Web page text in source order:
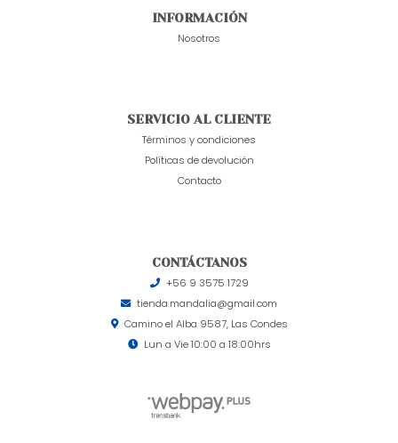
INFORMACIÓN
Nosotros
SERVICIO AL CLIENTE
Términos y condiciones
Políticas de devolución
Contacto
CONTÁCTANOS
+56 9 3575 1729
tienda.mandalia@gmail.com
Camino el Alba 9587, Las Condes
Lun a Vie 10:00 a 18:00hrs